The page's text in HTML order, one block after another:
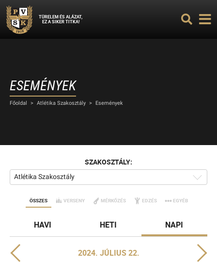
TÜRELEM ÉS ALÁZAT,
EZ A SIKER TITKA!
ESEMÉNYEK
Főoldal > Atlétika Szakosztály > Események
SZAKOSZTÁLY:
Atlétika Szakosztály
ÖSSZES VERSENY MÉRKŐZÉS EDZÉS EGYÉB
HAVI HETI NAPI
2024. JÚLIUS 22.